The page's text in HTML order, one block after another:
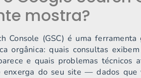
mostra?
Console (GSC) é uma
orgânica: quais consultas
e quais problemas técnicos
enxerga do seu site — dados que